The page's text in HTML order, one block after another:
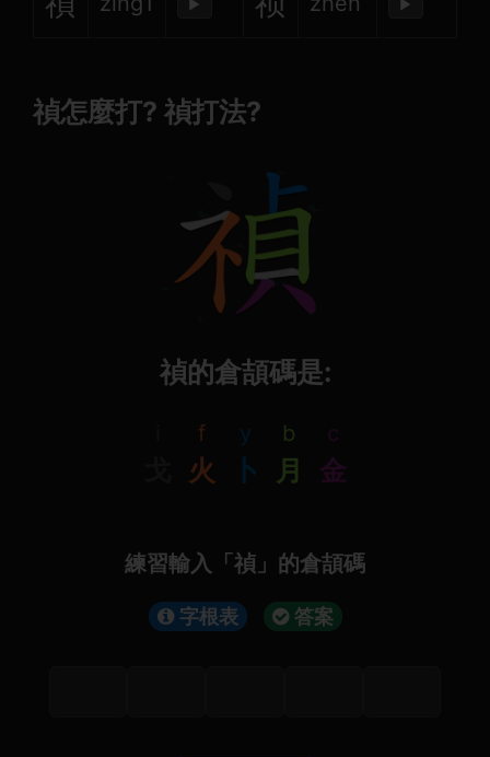
▶ ▶
禎怎麼打? 禎打法?
禎的倉頡碼是:
f
火
y
卜
b
月
c
金
練習輸入「禎」的倉頡碼
字根表 答案